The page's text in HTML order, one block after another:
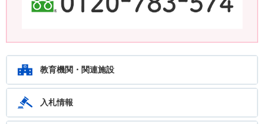
鹿児島教育ホットライン24 24時間いつでもあなたの相談を待ってい
ます。フリーダイヤル：0120-783-574
教育機関・関連施設
入札情報